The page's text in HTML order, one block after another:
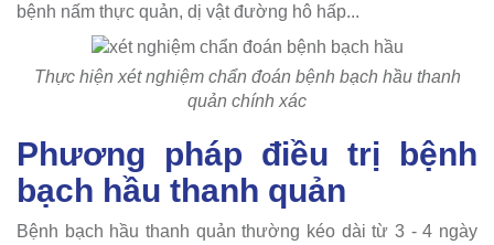
bệnh nấm thực quản, dị vật đường hô hấp...
Thực hiện xét nghiệm chẩn đoán bệnh bạch hầu thanh
quản chính xác
Phương pháp điều trị bệnh
bạch hầu thanh quản
Bệnh bạch hầu thanh quản thường kéo dài từ 3 - 4 ngày